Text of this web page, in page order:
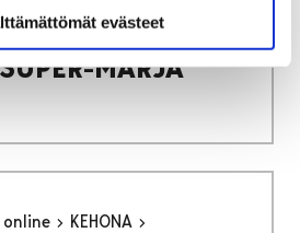
evästeet
MARJA
MARJA
online
KEHONA